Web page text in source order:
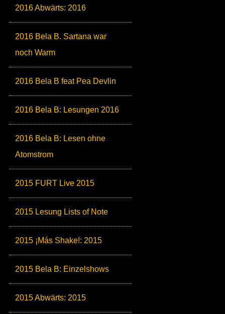
2016 Abwärts: 2016
2016 Bela B. Sartana war
noch Warm
2016 Bela B feat Pea Devlin
2016 Bela B: Lesungen 2016
2016 Bela B: Lesen ohne
Atomstrom
2015 FURT Live 2015
2015 Lesung Lists of Note
2015 ¡Más Shake!: 2015
2015 Bela B: Einzelshows
2015 Abwärts: 2015